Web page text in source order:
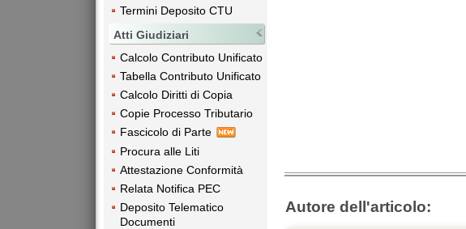
Termini Deposito CTU
Atti Giudiziari
Calcolo Contributo Unificato
Tabella Contributo Unificato
Calcolo Diritti di Copia
Copie Processo Tributario
Fascicolo di Parte
Procura alle Liti
Attestazione Conformità
Relata Notifica PEC
Deposito Telematico
Documenti
Autore dell'articolo: